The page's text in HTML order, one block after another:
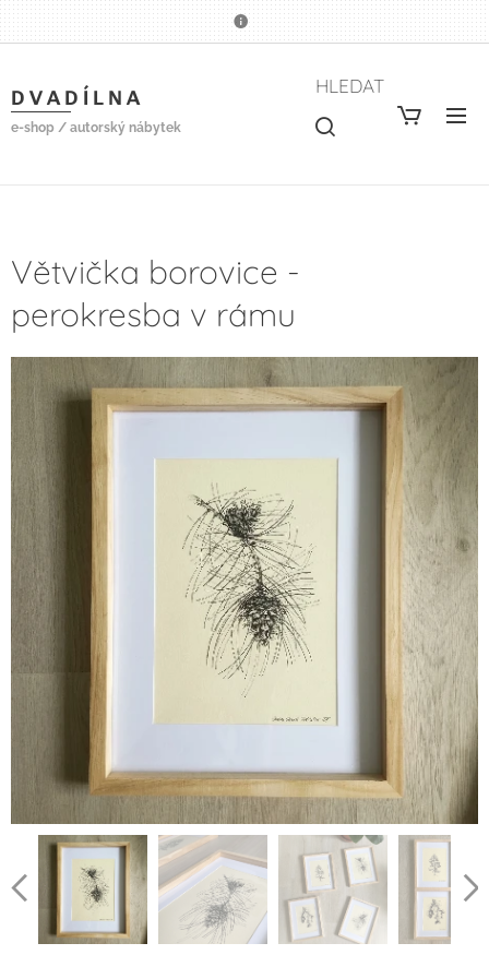
D V A D Í L N A
e-shop / autorský nábytek
HLEDAT
Větvička borovice -
perokresba v rámu